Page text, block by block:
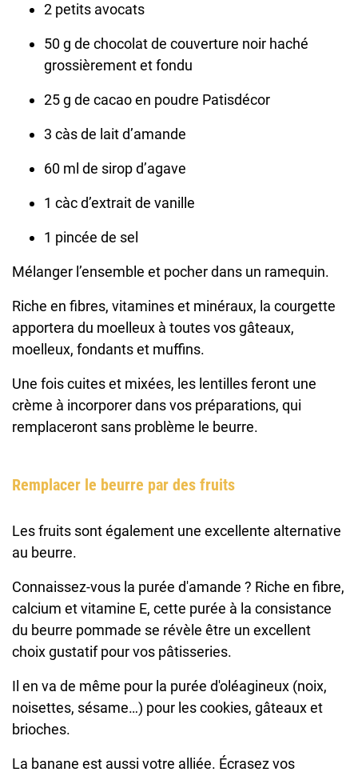
2 petits avocats
50 g de chocolat de couverture noir haché
grossièrement et fondu
25 g de cacao en poudre Patisdécor
3 càs de lait d’amande
60 ml de sirop d’agave
1 càc d’extrait de vanille
1 pincée de sel
Mélanger l’ensemble et pocher dans un ramequin.
Riche en fibres, vitamines et minéraux, la courgette
apportera du moelleux à toutes vos gâteaux,
moelleux, fondants et muffins.
Une fois cuites et mixées, les lentilles feront une
crème à incorporer dans vos préparations, qui
remplaceront sans problème le beurre.
Remplacer le beurre par des fruits
Les fruits sont également une excellente alternative
au beurre.
Connaissez-vous la purée d'amande ? Riche en fibre,
calcium et vitamine E, cette purée à la consistance
du beurre pommade se révèle être un excellent
choix gustatif pour vos pâtisseries.
Il en va de même pour la purée d'oléagineux (noix,
noisettes, sésame…) pour les cookies, gâteaux et
brioches.
La banane est aussi votre alliée. Écrasez vos